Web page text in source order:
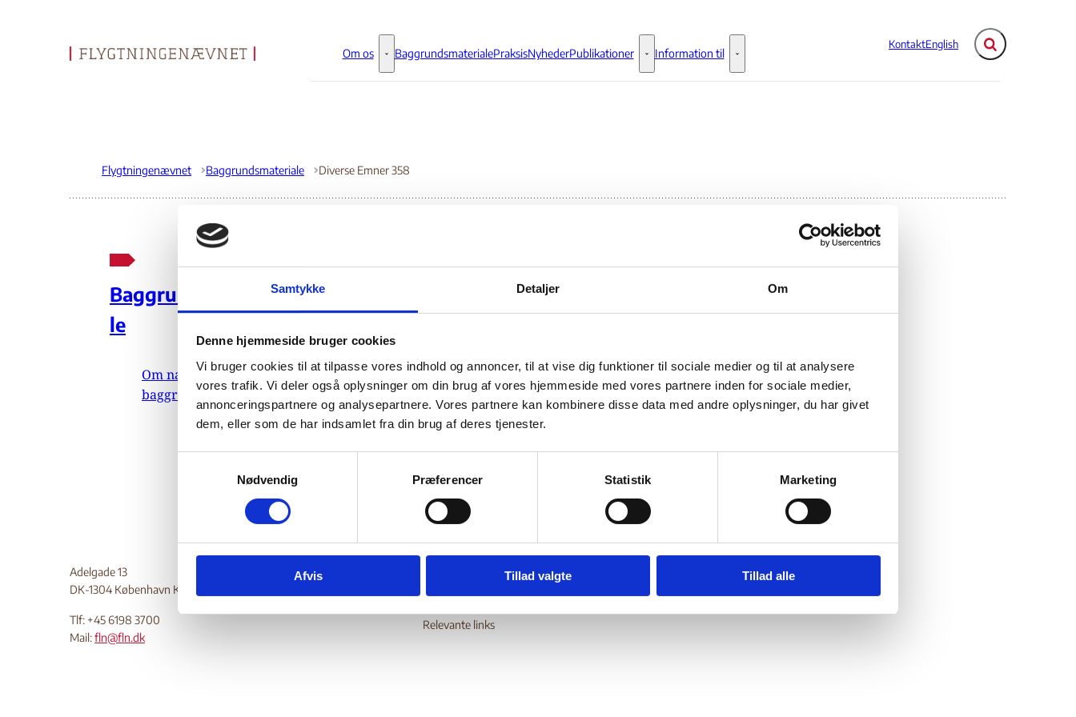
Samtykke Detaljer Om
Denne hjemmeside bruger cookies
Vi bruger cookies til at tilpasse vores indhold og annoncer, til at vise dig funktioner til sociale medier og til at analysere
vores trafik. Vi deler også oplysninger om din brug af vores hjemmeside med vores partnere inden for sociale medier,
annonceringspartnere og analysepartnere. Vores partnere kan kombinere disse data med andre oplysninger, du har givet
dem, eller som de har indsamlet fra din brug af deres tjenester.
e
v
Nødvendig Præferencer Statistik Marketing
Afvis Tillad valgte Tillad alle
Gå til forsiden
KontaktEnglish Fold søgefelt ud
Om os Om os - Flere links
BaggrundsmaterialePraksisNyhederPublikationer Publikationer - Flere links
Information til Information til - Flere links
Flygtningenævnet Baggrundsmateriale Diverse Emner 358
Baggrundsmateria
le
Om nævnets
baggrundsmateriale
United Nations Security Council
Consolidated List
11.10.2025 Bilag 358 UN Security Council (UNSC)Diverse emner (I)
Indeholder en liste over personer og grupper, som er optaget på FN’s sanktionsliste.
Adelgade 13
DK-1304 København K
Tlf: +45 6198 3700
Mail:fln@fln.dk
Digital Post - Borger
Relevante links